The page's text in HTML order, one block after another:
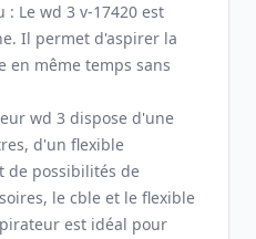
Le wd 3 v-17420 est
Il permet d'aspirer la
en même temps sans
wd 3 dispose d'une
d'un flexible
de possibilités de
le cble et le flexible
est idéal pour